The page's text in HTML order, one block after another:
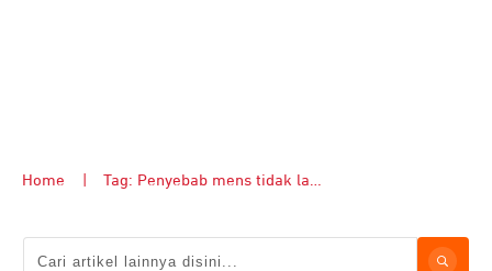
Home Tag: Penyebab mens tidak lancar